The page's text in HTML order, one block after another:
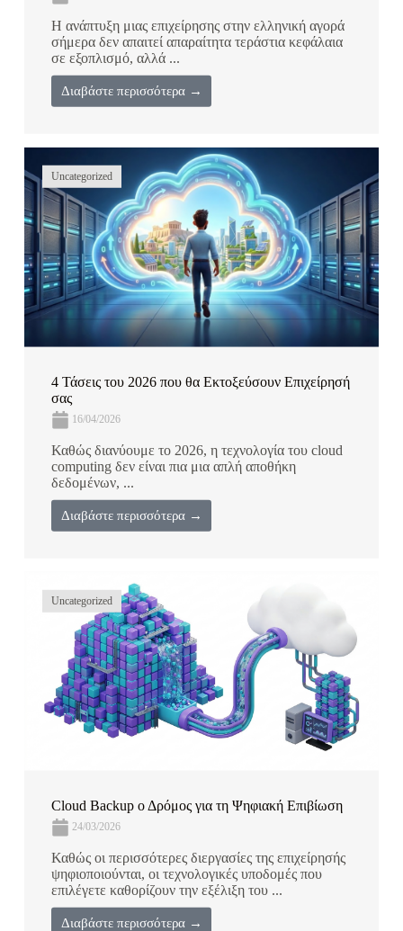
Η ανάπτυξη μιας επιχείρησης στην ελληνική αγορά
σήμερα δεν απαιτεί απαραίτητα τεράστια κεφάλαια
σε εξοπλισμό, αλλά ...
Διαβάστε περισσότερα →
Uncategorized
4 Τάσεις του 2026 που θα Εκτοξεύσουν Επιχείρησή
σας
16/04/2026
Καθώς διανύουμε το 2026, η τεχνολογία του cloud
computing δεν είναι πια μια απλή αποθήκη
δεδομένων, ...
Διαβάστε περισσότερα →
Uncategorized
Cloud Backup ο Δρόμος για τη Ψηφιακή Επιβίωση
24/03/2026
Καθώς οι περισσότερες διεργασίες της επιχείρησής
ψηφιοποιούνται, οι τεχνολογικές υποδομές που
επιλέγετε καθορίζουν την εξέλιξη του ...
Διαβάστε περισσότερα →